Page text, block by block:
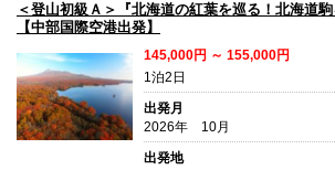
＜登山初級Ａ＞『北海道の紅葉を巡る！北海道
【中部国際空港出発】
145,000円 ～ 155,000円
1泊2日
出発月
2026年 10月
出発地